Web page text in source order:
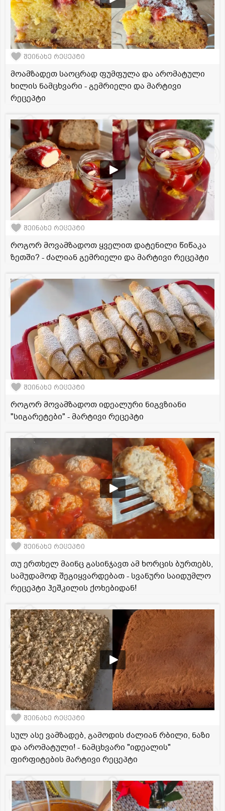
შეინახე რეცეპტი
მოამზადეთ საოცრად ფუმფულა და არომატული
ხილის ნამცხვარი - გემრიელი და მარტივი
რეცეპტი
შეინახე რეცეპტი
როგორ მოვამზადოთ ყველით დატენილი წიწაკა
ზეთში? - ძალიან გემრიელი და მარტივი რეცეპტი
შეინახე რეცეპტი
როგორ მოვამზადოთ იდეალური ნიგვზიანი
"სიგარეტები" - მარტივი რეცეპტი
შეინახე რეცეპტი
თუ ერთხელ მაინც გასინჯავთ ამ ხორცის ბურთებს,
სამუდამოდ შეგიყვარდებათ - სვანური საიდუმლო
რეცეპტი ჰეშკილის ქოხებიდან!
შეინახე რეცეპტი
სულ ასე ვამზადებ, გამოდის ძალიან რბილი, ნაზი
და არომატული! - ნამცხვარი "იდეალის"
ფირფიტების მარტივი რეცეპტი